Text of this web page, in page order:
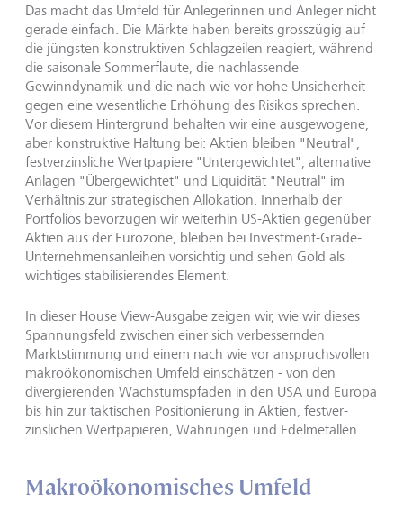
Das macht das Umfeld für Anlegerinnen und Anleger nicht
gerade einfach. Die Märk­te haben bereits grosszügig auf
die jüngsten konstruktiven Schlagzeilen reagiert, wäh­rend
die saisonale Sommerflaute, die nachlassende
Gewinndynamik und die nach wie vor hohe Unsicherheit
gegen eine wesentliche Erhöhung des Risikos sprechen.
Vor diesem Hintergrund behalten wir eine ausgewogene,
aber konstruktive Haltung bei: Aktien bleiben "Neutral",
festverzinsliche Wertpapiere "Untergewichtet", alternative
Anlagen "Übergewichtet" und Liquidität "Neutral" im
Verhältnis zur strategischen Allokation. Innerhalb der
Portfolios bevorzugen wir weiterhin US-Aktien gegenüber
Aktien aus der Eurozone, bleiben bei Investment-Grade-
Unternehmensanleihen vor­sichtig und sehen Gold als
wichtiges stabilisierendes Element.
In dieser House View-Ausgabe zeigen wir, wie wir dieses
Spannungsfeld zwischen einer sich verbessernden
Marktstimmung und einem nach wie vor anspruchsvollen
makroökonomischen Umfeld einschätzen - von den
divergierenden Wachstumspfa­den in den USA und Europa
bis hin zur taktischen Positionierung in Aktien, festver­
zinslichen Wertpapieren, Währungen und Edelmetallen.
Makroökonomisches Umfeld